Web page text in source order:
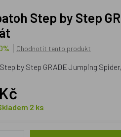
Ohodnotit tento produkt
by Step GRADE Jumping
2 ks